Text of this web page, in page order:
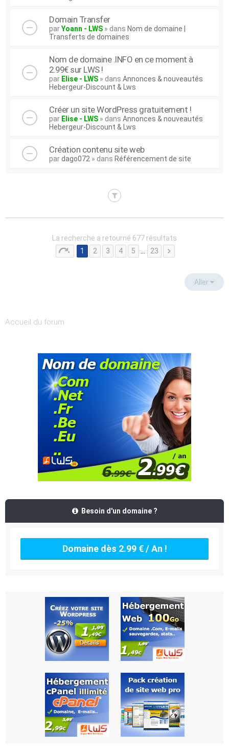
Domain Transfer
parYoann - LWS » dans Nom de domaine |
Transferts de domaines
Nom de domaine .INFO en ce moment à
2.99€ sur LWS !
par Elise - LWS » dans Annonces & nouveautés
Hebergeur-Discount & Lws
Créer un site WordPress gratuitement !
par Elise - LWS » dans Annonces & nouveautés
Hebergeur-Discount & Lws
Création contenu site web
pardago072 » dans Référencement de site
La recherche a retourné 677 résultats
1
2 3 4 5 23
Aller
Accueil du forum
Besoin d'un domaine ?
Domaine dès 2.99 € / An !